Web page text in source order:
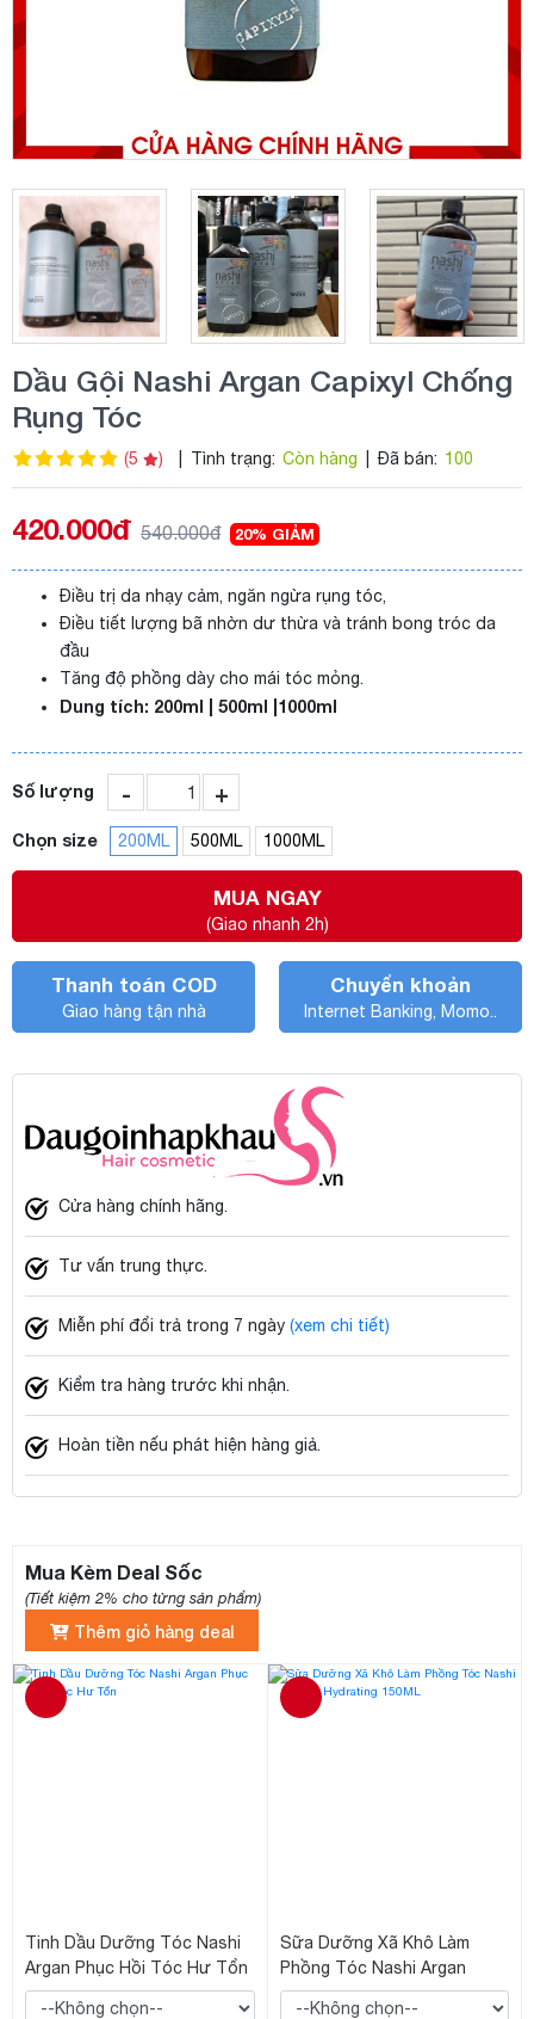
Dầu Gội Nashi Argan Capixyl Chống
Rụng Tóc
(5 ) Tình trạng: Còn hàng Đã bán: 100
420.000đ 540.000đ 20% GIẢM
Điều trị da nhạy cảm, ngăn ngừa rụng tóc,
Điều tiết lượng bã nhờn dư thừa và tránh bong tróc da
đầu
Tăng độ phồng dày cho mái tóc mỏng.
Dung tích: 200ml | 500ml |1000ml
Số lượng - +
Chọn size 200ML 500ML 1000ML
MUA NGAY
(Giao nhanh 2h)
Thanh toán COD
Giao hàng tận nhà
Chuyển khoản
Internet Banking, Momo..
Cửa hàng chính hãng.
Tư vấn trung thực.
Miễn phí đổi trả trong 7 ngày (xem chi tiết)
Kiểm tra hàng trước khi nhận.
Hoàn tiền nếu phát hiện hàng giả.
Mua Kèm Deal Sốc
(Tiết kiệm 2% cho từng sản phẩm)
Thêm giỏ hàng deal
Tinh Dầu Dưỡng Tóc Nashi
Argan Phục Hồi Tóc Hư Tổn
Sữa Dưỡng Xã Khô Làm
Phồng Tóc Nashi Argan
Hydrating 150ML